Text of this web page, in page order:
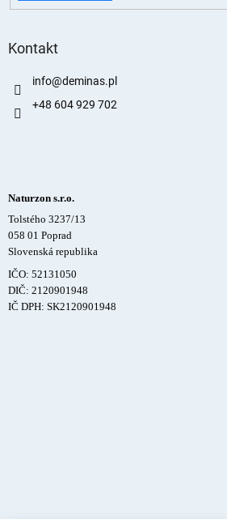
Kontakt
info@deminas.pl
+48 604 929 702
Naturzon s.r.o.
Tolstého 3237/13
058 01 Poprad
Slovenská republika
IČO: 52131050
DIČ: 2120901948
IČ DPH: SK2120901948